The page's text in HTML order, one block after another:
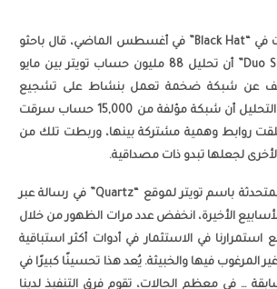
في مؤتمر أمان الإنترنت في “Black Hat” في أغسطس الماضي، قال باحثو
الكمبيوتر في “Duo Security” أن تحليل 88 مليون حساب تويتر بين مايو
عام 2018 كشف عن شبكة ضخمة تعمل بنشاط على تشجيع
عمليات الاحتيال. وجد التحليل أن شبكة مؤلفة من 15,000 حساب سرقت
روابط وهمية مشتركة بينها، وربطت تلك من
لجعلها تبدو ذات مصداقية.
وصرحت “ليز كيللي” المتحدثة باسم تويتر لموقع “Quartz” في رسالة عبر
الأسابيع الأخيرة، انخفض عدد مرات الظهور من خلال
مرات مع استمرارنا في الاستثمار في أدوات أكثر استباقية
فيها والخبيثة. يُعد هذا تحسينًا كبيرًا في
… في معظم الحالات، تقوم فرق التنفيذ لدينا